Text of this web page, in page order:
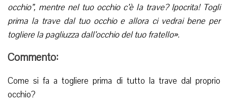
occhio”, mentre nel tuo occhio c’è la trave? Ipocrita! Togli
prima la trave dal tuo occhio e allora ci vedrai bene per
togliere la pagliuzza dall’occhio del tuo fratello».
Commento:
Come si fa a togliere prima di tutto la trave dal proprio
occhio?